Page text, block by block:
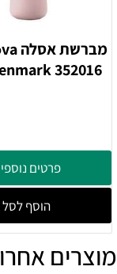
352016 Zone Denmark
פרטים
הוסף לסל
מוצרים